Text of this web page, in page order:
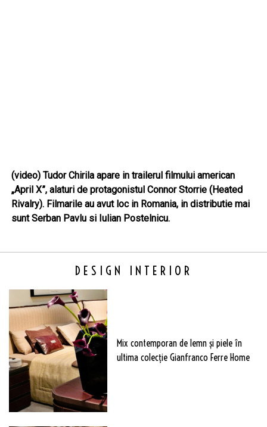
(video) Tudor Chirila apare in trailerul filmului american
„April X”, alaturi de protagonistul Connor Storrie (Heated
Rivalry). Filmarile au avut loc in Romania, in distributie mai
sunt Serban Pavlu si Iulian Postelnicu.
DESIGN INTERIOR
Mix contemporan de lemn şi piele în
ultima colecție Gianfranco Ferre Home